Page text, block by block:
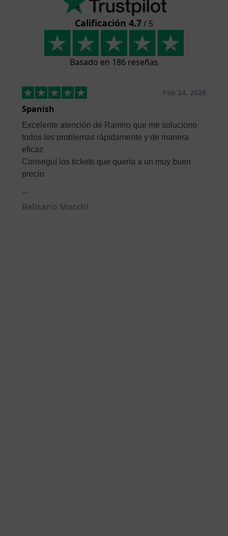
Calificación 4.7/ 5
Basado en 186 reseñas
Feb 24, 2026
Spanish
Excelente atención de Ramiro que me soluciono
todos los problemas rápidamente y de manera
eficaz
Conseguí los tickets que quería a un muy buen
precio
...
Belisario Mocchi